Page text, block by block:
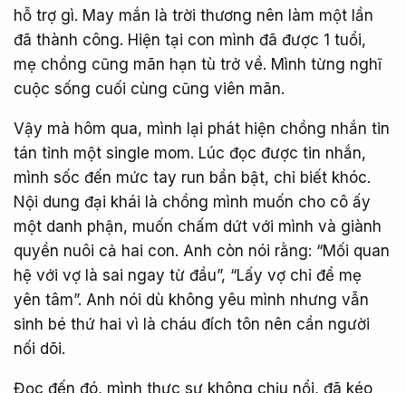
hỗ trợ gì. May mắn là trời thương nên làm một lần
đã thành công. Hiện tại con mình đã được 1 tuổi,
mẹ chồng cũng mãn hạn tù trở về. Mình từng nghĩ
cuộc sống cuối cùng cũng viên mãn.
Vậy mà hôm qua, mình lại phát hiện chồng nhắn tin
tán tỉnh một single mom. Lúc đọc được tin nhắn,
mình sốc đến mức tay run bần bật, chỉ biết khóc.
Nội dung đại khái là chồng mình muốn cho cô ấy
một danh phận, muốn chấm dứt với mình và giành
quyền nuôi cả hai con. Anh còn nói rằng: “Mối quan
hệ với vợ là sai ngay từ đầu”, “Lấy vợ chỉ để mẹ
yên tâm”. Anh nói dù không yêu mình nhưng vẫn
sinh bé thứ hai vì là cháu đích tôn nên cần người
nối dõi.
Đọc đến đó, mình thực sự không chịu nổi, đã kéo